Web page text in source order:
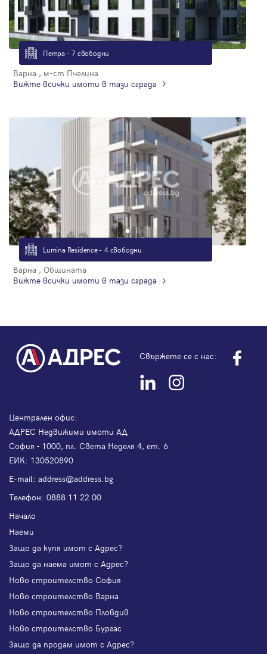
Петра - 7 свободни
Варна , м-ст Пчелина
Вижте всички имоти в тази сграда
Lumina Residence - 4 свободни
Варна , Общината
Вижте всички имоти в тази сграда
Свържете се с нас:
Централен офис:
АДРЕС Недвижими имоти АД
София - 1000, пл. Света Неделя 4, ет. 6
ЕИК: 130520890
Е-mail: address@address.bg
Телефон: 0888 11 22 00
Начало
Наеми
Защо да купя имот с Адрес?
Защо да наема имот с Адрес?
Ново строителство София
Ново строителство Варна
Ново строителство Пловдив
Ново строителство Бургас
Защо да продам имот с Адрес?